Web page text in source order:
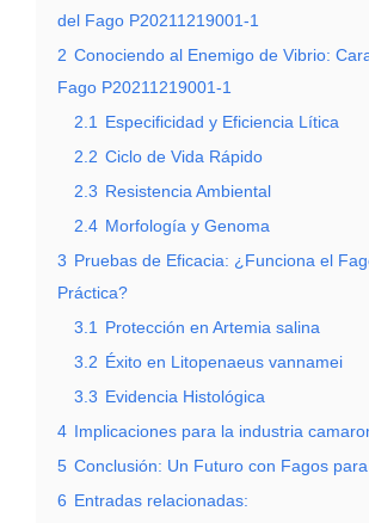
del Fago P20211219001-1
2 Conociendo al Enemigo de Vibrio:
Fago P20211219001-1
2.1
Especificidad y Eficiencia Lítica
2.2 Ciclo de Vida Rápido
2.3 Resistencia Ambiental
2.4 Morfología y Genoma
3 Pruebas de Eficacia: ¿Funciona el
Práctica?
3.1
Protección en Artemia salina
3.2 Éxito en Litopenaeus vannamei
3.3 Evidencia Histológica
4 Implicaciones para la industria
5 Conclusión: Un Futuro con Fagos
6 Entradas relacionadas: